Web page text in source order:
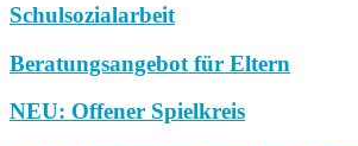
Schulsozialarbeit
Beratungsangebot für Eltern
NEU: Offener Spielkreis